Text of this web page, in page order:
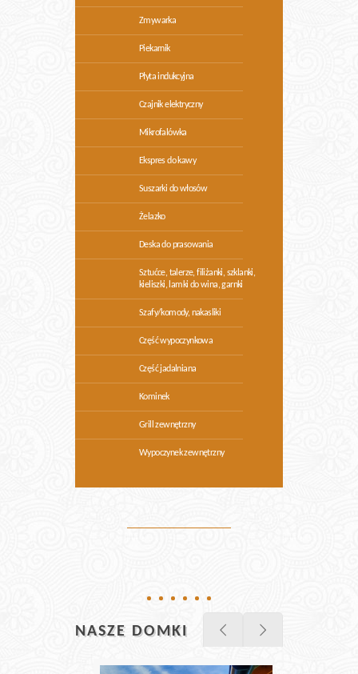
Zmywarka
Piekarnik
Płyta indukcyjna
Czajnik elektryczny
Mikrofalówka
Ekspres do kawy
Suszarki do włosów
Żelazko
Deska do prasowania
Sztućce, talerze, filiżanki, szklanki,
kieliszki, lamki do wina, garnki
Szafy/komody, nakasliki
Część wypoczynkowa
Część jadalniana
Kominek
Grill zewnętrzny
Wypoczynek zewnętrzny
NASZE DOMKI